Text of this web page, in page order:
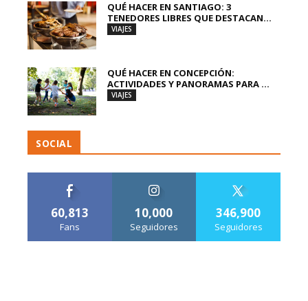
QUÉ HACER EN SANTIAGO: 3
TENEDORES LIBRES QUE DESTACAN...
VIAJES
QUÉ HACER EN CONCEPCIÓN:
ACTIVIDADES Y PANORAMAS PARA ...
VIAJES
SOCIAL
60,813
Fans
10,000
Seguidores
346,900
Seguidores